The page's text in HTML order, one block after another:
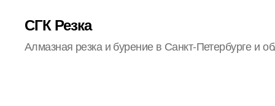
СГК Резка
Алмазная резка и бурение в Санкт-Петербурге и